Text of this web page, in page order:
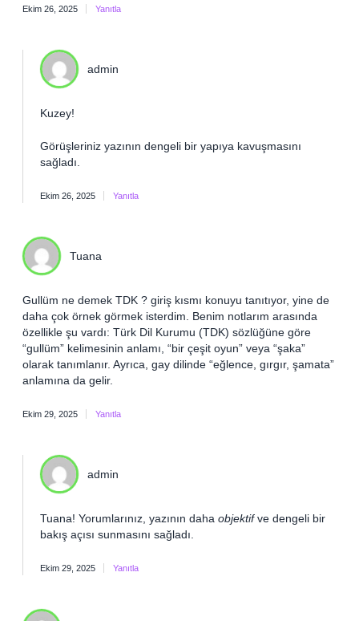
Ekim 26, 2025 Yanıtla
admin
Kuzey!
Görüşleriniz yazının dengeli bir yapıya kavuşmasını
sağladı.
Ekim 26, 2025 Yanıtla
Tuana
Gullüm ne demek TDK ? giriş kısmı konuyu tanıtıyor, yine de
daha çok örnek görmek isterdim. Benim notlarım arasında
özellikle şu vardı: Türk Dil Kurumu (TDK) sözlüğüne göre
“gullüm” kelimesinin anlamı, “bir çeşit oyun” veya “şaka”
olarak tanımlanır. Ayrıca, gay dilinde “eğlence, gırgır, şamata”
anlamına da gelir.
Ekim 29, 2025 Yanıtla
admin
Tuana! Yorumlarınız, yazının daha objektifve dengeli bir
bakış açısı sunmasını sağladı.
Ekim 29, 2025 Yanıtla